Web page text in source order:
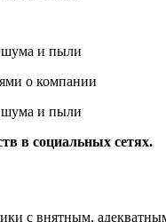
о компании
в социальных сетях.
с внятным,